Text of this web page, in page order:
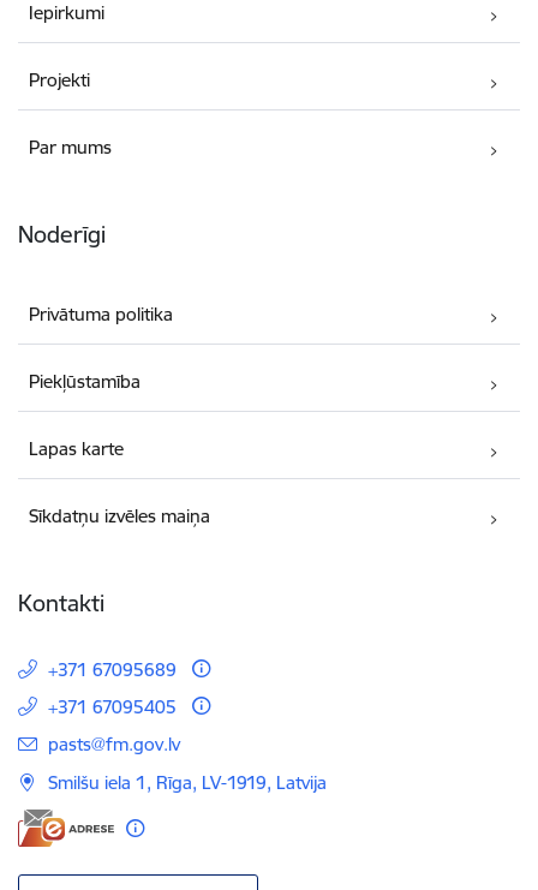
Iepirkumi
Projekti
Par mums
Noderīgi
Privātuma politika
Piekļūstamība
Lapas karte
Sīkdatņu izvēles maiņa
Kontakti
+371 67095689
+371 67095405
E-pasts:
pasts@fm.gov.lv
Smilšu iela 1, Rīga, LV-1919, Latvija